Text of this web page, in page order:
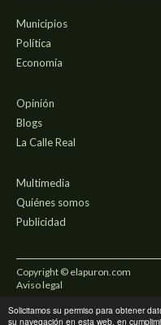
Solicitamos su permiso para obtener
su navegación en esta web, en
Municipios
Política
Economía
Opinión
Blogs
La Calle Real
Multimedia
Quiénes somos
Publicidad
Copyright © elapuron.com
Aviso legal
Política de privacidad